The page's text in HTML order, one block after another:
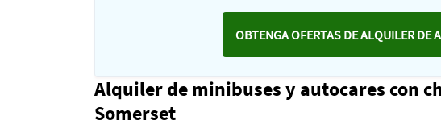
OBTENGA OFERTAS DE ALQUILER DE
Alquiler de minibuses y autocares con
Somerset